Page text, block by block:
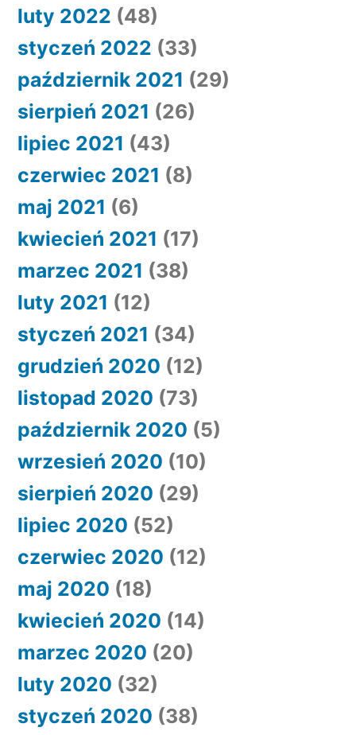
luty 2022 (48)
styczeń 2022 (33)
październik 2021 (29)
sierpień 2021 (26)
lipiec 2021 (43)
czerwiec 2021 (8)
maj 2021 (6)
kwiecień 2021 (17)
marzec 2021 (38)
luty 2021 (12)
styczeń 2021 (34)
grudzień 2020 (12)
listopad 2020 (73)
październik 2020 (5)
wrzesień 2020 (10)
sierpień 2020 (29)
lipiec 2020 (52)
czerwiec 2020 (12)
maj 2020 (18)
kwiecień 2020 (14)
marzec 2020 (20)
luty 2020 (32)
styczeń 2020 (38)